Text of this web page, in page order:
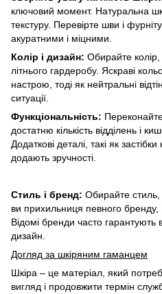
ключовий момент. Натуральна
текстуру. Перевірте шви і
акуратними і міцними.
Колір і дизайн: Обирайте
літнього гардеробу. Яскраві
настрою, тоді як нейтральні
ситуації.
Функціональність:
достатню кількість відділень і
Додаткові деталі, такі як
додають зручності.
Стиль і бренд: Обирайте
ви прихильниця певного бренду,
Відомі бренди часто гарантують
дизайн.
Догляд за шкіряним гаманцем
Шкіра – це матеріал, який
вигляд і продовжити термін